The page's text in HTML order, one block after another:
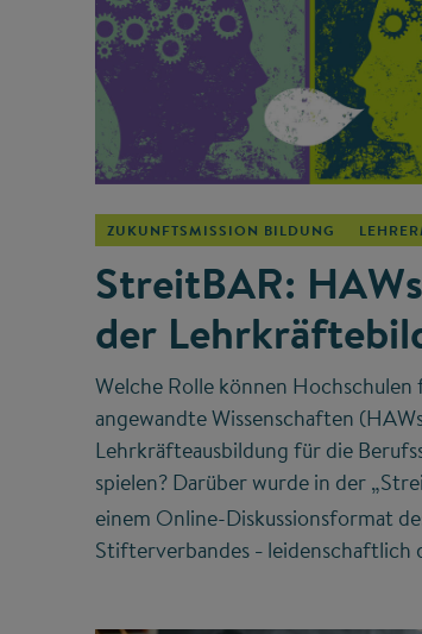
ZUKUNFTSMISSION BILDUNG
StreitBAR:
der
Welche Rolle können Hochschulen
angewandte Wissenschaften
Lehrkräfteausbildung für die
spielen? Darüber wurde in der
einem Online-Diskussionsformat
Stifterverbandes – leidenschaftlich